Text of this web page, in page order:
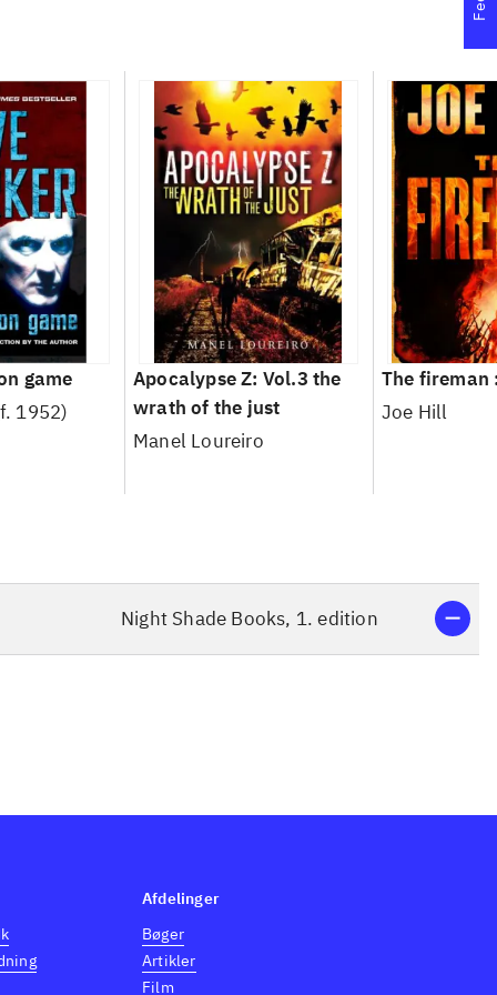
game
1952)
Apocalypse Z: Vol.3 the
wrath of the just
Manel Loureiro
The fireman
Joe Hill
Night Shade Books, 1. edition
Afdelinger
Bøger
Artikler
Film